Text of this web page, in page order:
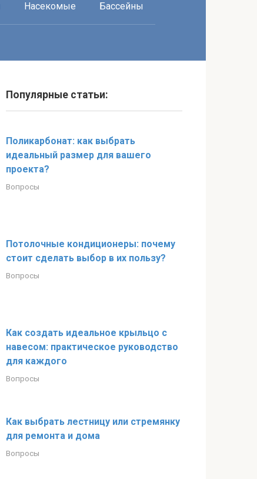
Насекомые Бассейны
Популярные статьи:
Поликарбонат: как выбрать
идеальный размер для вашего
проекта?
Вопросы
Потолочные кондиционеры: почему
стоит сделать выбор в их пользу?
Вопросы
Как создать идеальное крыльцо с
навесом: практическое руководство
для каждого
Вопросы
Как выбрать лестницу или стремянку
для ремонта и дома
Вопросы